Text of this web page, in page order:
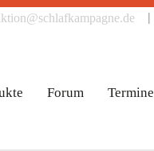
|
Forum Termine